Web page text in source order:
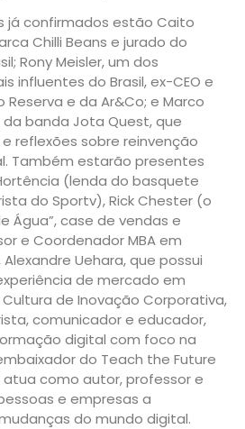
já confirmados estão Caito
Chilli Beans e jurado do
Rony Meisler, um dos
influentes do Brasil, ex-CEO e
e da Ar&Co; e Marco
da banda Jota Quest, que
reflexões sobre reinvenção
Também estarão presentes
(lenda do basquete
do Sportv), Rick Chester (o
Água”, case de vendas e
e Coordenador MBA em
Uehara, que possui
de mercado em
de Inovação Corporativa,
comunicador e educador,
digital com foco na
do Teach the Future
atua como autor, professor e
e empresas a
do mundo digital.